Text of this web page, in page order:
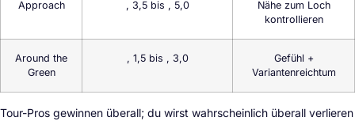
Approach , 3,5 bis , 5,0
Nähe zum Loch
kontrollieren
Around the
Green
, 1,5 bis , 3,0
Gefühl +
Variantenreichtum
Tour-Pros gewinnen überall; du wirst wahrscheinlich überall verlieren